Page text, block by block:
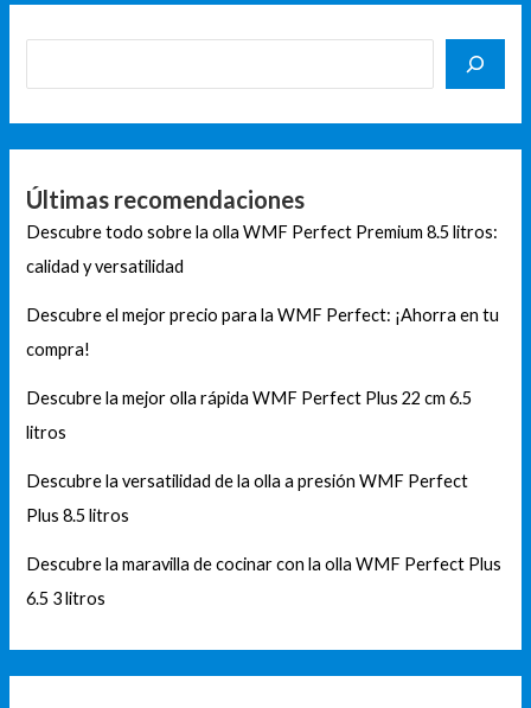
Últimas recomendaciones
Descubre todo sobre la olla WMF Perfect Premium 8.5 litros:
calidad y versatilidad
Descubre el mejor precio para la WMF Perfect: ¡Ahorra en tu
compra!
Descubre la mejor olla rápida WMF Perfect Plus 22 cm 6.5
litros
Descubre la versatilidad de la olla a presión WMF Perfect
Plus 8.5 litros
Descubre la maravilla de cocinar con la olla WMF Perfect Plus
6.5 3 litros